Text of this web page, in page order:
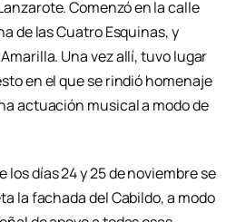
Comenzó en la calle
de las Cuatro Esquinas, y
Una vez allí, tuvo lugar
en el que se rindió homenaje
actuación musical a modo de
los días 24 y 25 de noviembre se
la fachada del Cabildo, a modo